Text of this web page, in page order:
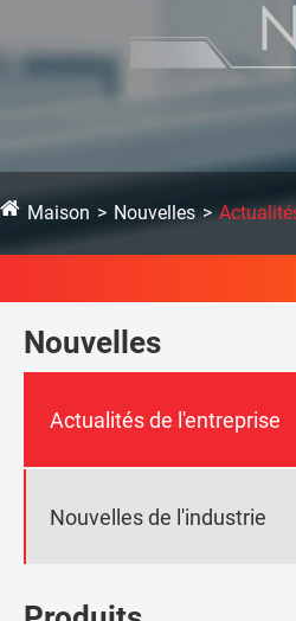
Maison Nouvelles
Nouvelles
Actualités de l'entreprise
Nouvelles de l'industrie